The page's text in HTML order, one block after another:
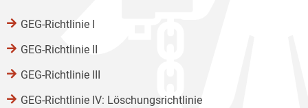
GEG-Richtlinie I
GEG-Richtlinie II
GEG-Richtlinie III
GEG-Richtlinie IV: Löschungsrichtlinie